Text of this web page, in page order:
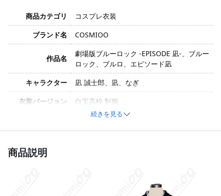
商品カテゴリ
コスプレ衣装
ブランド名
COSMIOO
作品名
劇場版ブルーロック -EPISODE 凪-、ブルー
ロック、ブルロ、エピソード凪
キャラクター
凪 誠士郎、凪、なぎ
衣装バージョン
白宝高校 制服
S、M、L、XL、XXL
は生産ロットや技術向上により変更される
続きを見る
商品説明